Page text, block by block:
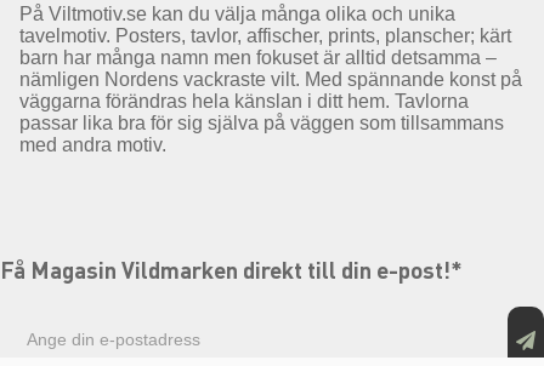
På Viltmotiv.se kan du välja många olika och unika
tavelmotiv. Posters, tavlor, affischer, prints, planscher; kärt
barn har många namn men fokuset är alltid detsamma –
nämligen Nordens vackraste vilt. Med spännande konst på
väggarna förändras hela känslan i ditt hem. Tavlorna
passar lika bra för sig själva på väggen som tillsammans
med andra motiv.
Få Magasin Vildmarken direkt till din e-post!*
postadress